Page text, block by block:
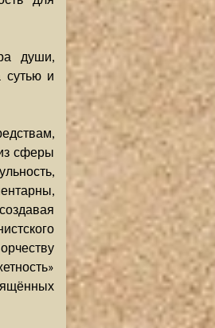
души,
сутью и
сферы